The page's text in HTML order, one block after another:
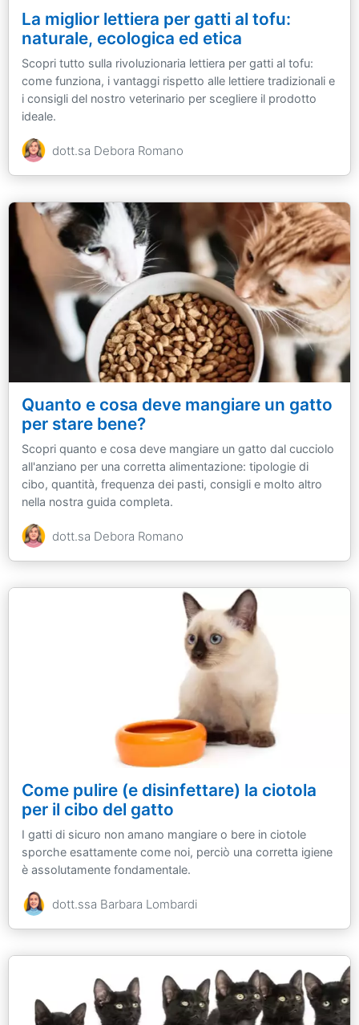
La miglior lettiera per gatti al tofu:
naturale, ecologica ed etica
Scopri tutto sulla rivoluzionaria lettiera per gatti al tofu:
come funziona, i vantaggi rispetto alle lettiere tradizionali e
i consigli del nostro veterinario per scegliere il prodotto
ideale.
dott.sa Debora Romano
Quanto e cosa deve mangiare un gatto
per stare bene?
Scopri quanto e cosa deve mangiare un gatto dal cucciolo
all'anziano per una corretta alimentazione: tipologie di
cibo, quantità, frequenza dei pasti, consigli e molto altro
nella nostra guida completa.
dott.sa Debora Romano
Come pulire (e disinfettare) la ciotola
per il cibo del gatto
I gatti di sicuro non amano mangiare o bere in ciotole
sporche esattamente come noi, perciò una corretta igiene
è assolutamente fondamentale.
dott.ssa Barbara Lombardi